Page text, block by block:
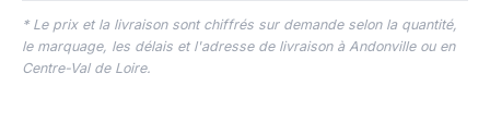
* Le prix et la livraison sont chiffrés sur demande selon la quantité,
le marquage, les délais et l'adresse de livraison à Andonville ou en
Centre-Val de Loire.